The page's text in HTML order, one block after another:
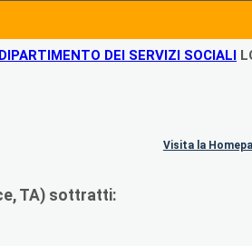
DIPARTIMENTO DEI SERVIZI SOCIALI
Visita la
TA) sottratti: